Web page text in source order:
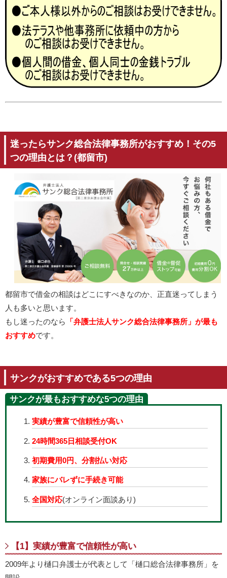
迷ったらサンク総合法律事務所がおすすめ！その5
つの理由とは？(都留市)
都留市で借金の相談はどこにすべきなのか、正直迷ってしまう
人も多いと思います。
もし迷ったのなら
「弁護士法人サンク総合法律事務所」が最も
おすすめです。
サンクがおすすめである5つの理由
サンクが最もおすすめな5つの理由
実績が豊富で信頼性が高い
24時間365日相談受付OK
初期費用0円、分割払い対応
家族にバレずに手続き可能
全国対応(オンライン面談あり)
【1】実績が豊富で信頼性が高い
2009年より樋口弁護士が代表として「樋口総合法律事務所」を